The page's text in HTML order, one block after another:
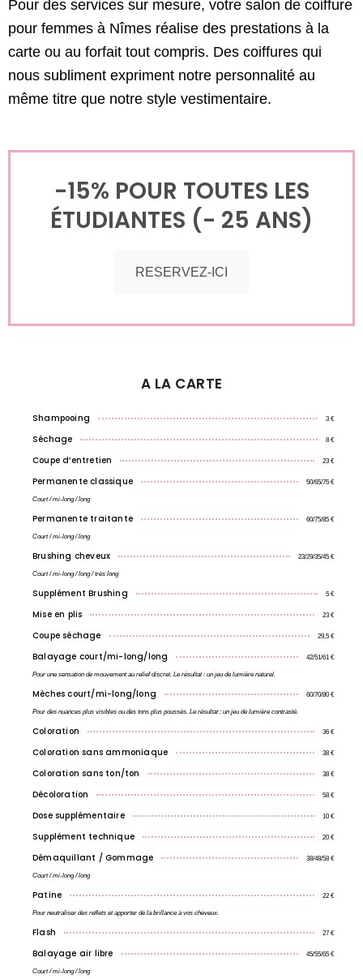
Pour des services sur mesure, votre salon de coiffure
pour femmes à Nîmes réalise des prestations à la
carte ou au forfait tout compris. Des coiffures qui
nous subliment expriment notre personnalité au
même titre que notre style vestimentaire.
-15% POUR TOUTES LES
ÉTUDIANTES (- 25 ANS)
RESERVEZ-ICI
A LA CARTE
Shampooing 3 €
Séchage 8 €
Coupe d’entretien 23 €
Permanente classique 50/65/75 €
Court / mi-long / long
Permanente traitante 60/75/85 €
Court / mi-long / long
Brushing cheveux 23/29/35/45 €
Court / mi-long / long / très long
Supplément Brushing 5 €
Mise en plis 23 €
Coupe séchage 29,5 €
Balayage court/mi-long/long 42/51/61 €
Pour une sensation de mouvement au relief discret. Le résultat : un jeu de lumière naturel.
Mèches court/mi-long/long 60/70/80 €
Pour des nuances plus visibles ou des tons plus poussés. Le résultat : un jeu de lumière contrasté.
Coloration 36 €
Coloration sans ammoniaque 38 €
Coloration sans ton/ton 38 €
Décoloration 58 €
Dose supplémentaire 10 €
Supplément technique 20 €
Démaquillant / Gommage 38/48/58 €
Court / mi-long / long
Patine 22 €
Pour neutraliser des reflets et apporter de la brillance à vos cheveux.
Flash 27 €
Balayage air libre 45/55/65 €
Court / mi-long / long